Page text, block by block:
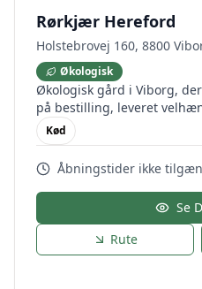
Rørkjær Hereford
Holstebrovej 160, 8800
Økologisk
Økologisk gård i Viborg,
på bestilling, leveret
Kød
Åbningstider ikke
Se
Rute